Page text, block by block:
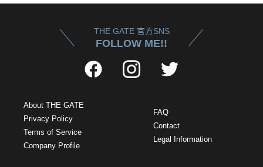
THE GATE 官方SNS
FOLLOW ME!!
About THE GATE
Privacy Policy
Terms of Service
Company Profile
FAQ
Contact
Legal Information